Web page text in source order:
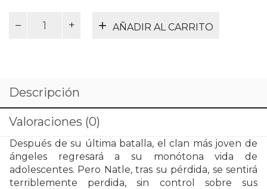
herencia
AÑADIR AL CARRITO
Descripción
Valoraciones (0)
Después de su última batalla, el clan más joven de
ángeles regresará a su monótona vida de
adolescentes. Pero Natle, tras su pérdida, se sentirá
terriblemente perdida, sin control sobre sus